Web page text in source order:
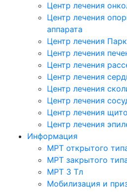
Центр лечения
Центр лечения
аппарата
Центр лечения
Центр лечения
Центр лечения
Центр лечения
Центр лечения
Центр лечения
Центр лечения
Центр лечения
Информация
МРТ открытого
МРТ закрытого
МРТ 3 Тл
Мобилизация и